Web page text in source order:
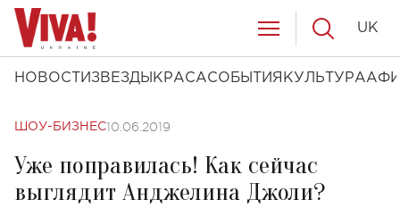
НОВОСТИ ЗВЕЗДЫ КРАСАСОБЫТИЯ КУЛЬТУРА
UK
ШОУ-БИЗНЕС10.06.2019
Уже поправилась! Как сейчас
выглядит Анджелина Джоли?